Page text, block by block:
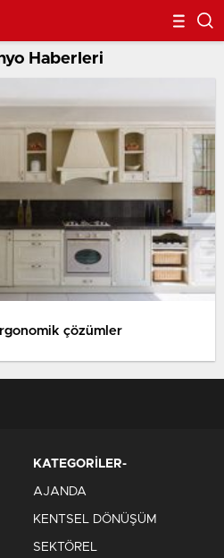
Haberleri
çözümler
KATEGORİLER-
AJANDA
KENTSEL DÖNÜŞÜM
SEKTÖREL